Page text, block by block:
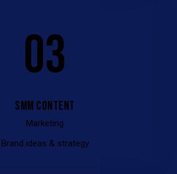
03
SMM CONTENT
Marketing
Brand ideas & strategy